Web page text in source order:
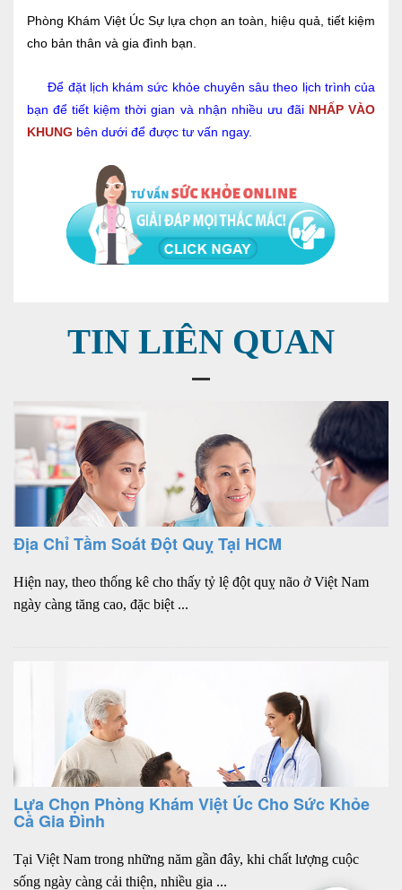
Phòng Khám Việt Úc Sự lựa chọn an toàn, hiệu quả, tiết kiệm
cho bản thân và gia đình bạn.
Để đặt lịch khám sức khỏe chuyên sâu theo lịch trình của
bạn để tiết kiệm thời gian và nhận nhiều ưu đãi NHẤP VÀO
KHUNG bên dưới để được tư vấn ngay.
TIN LIÊN QUAN
Địa Chỉ Tầm Soát Đột Quỵ Tại HCM
Hiện nay, theo thống kê cho thấy tỷ lệ đột quỵ não ở Việt Nam
ngày càng tăng cao, đặc biệt ...
Lựa Chọn Phòng Khám Việt Úc Cho Sức Khỏe
Cả Gia Đình
Tại Việt Nam trong những năm gần đây, khi chất lượng cuộc
sống ngày càng cải thiện, nhiều gia ...